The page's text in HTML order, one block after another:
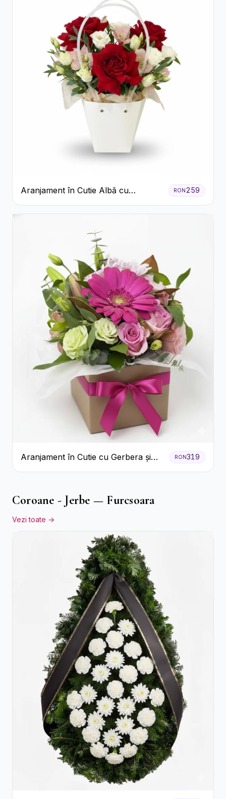
Aranjament în Cutie Albă cu
Trandafiri Roșii și Lisianthus
RON259
Aranjament în Cutie cu Gerbera și
Trandafiri Roz
RON319
Coroane - Jerbe — Furcsoara
Vezi toate →